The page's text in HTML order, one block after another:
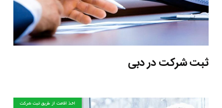
ثبت شركت در دبی
اخذ اقامت از طریق ثبت شرکت